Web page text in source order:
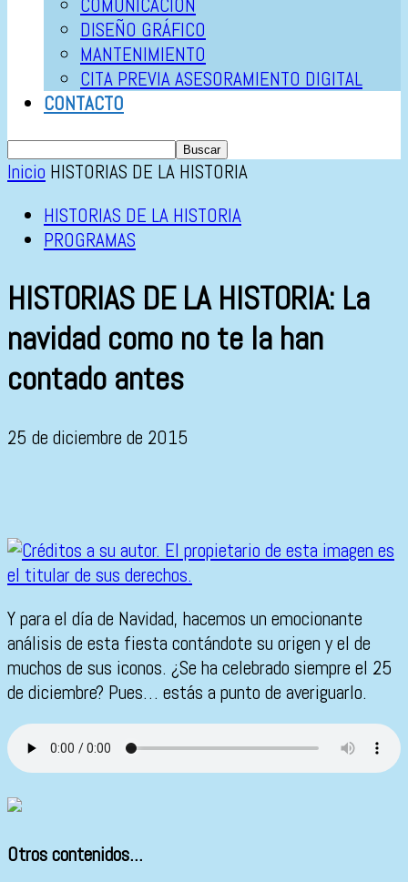
COMUNICACIÓN
DISEÑO GRÁFICO
MANTENIMIENTO
CITA PREVIA ASESORAMIENTO DIGITAL
CONTACTO
Inicio HISTORIAS DE LA HISTORIA
HISTORIAS DE LA HISTORIA
PROGRAMAS
HISTORIAS DE LA HISTORIA: La
navidad como no te la han
contado antes
25 de diciembre de 2015
Y para el día de Navidad, hacemos un emocionante
análisis de esta fiesta contándote su origen y el de
muchos de sus iconos. ¿Se ha celebrado siempre el 25
de diciembre? Pues… estás a punto de averiguarlo.
Otros contenidos...